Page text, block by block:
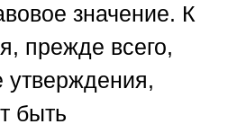
значение. К
прежде всего,
утверждения,
быть